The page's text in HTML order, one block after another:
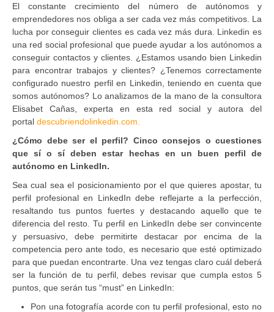
El constante crecimiento del número de autónomos y
emprendedores nos obliga a ser cada vez más competitivos. La
lucha por conseguir clientes es cada vez más dura. Linkedin es
una red social profesional que puede ayudar a los autónomos a
conseguir contactos y clientes. ¿Estamos usando bien Linkedin
para encontrar trabajos y clientes? ¿Tenemos correctamente
configurado nuestro perfil en Linkedin, teniendo en cuenta que
somos autónomos? Lo analizamos de la mano de la consultora
Elisabet Cañas, experta en esta red social y autora del
portal descubriendolinkedin.com.
¿Cómo debe ser el perfil? Cinco consejos o cuestiones
que sí o sí deben estar hechas en un buen perfil de
autónomo en LinkedIn.
Sea cual sea el posicionamiento por el que quieres apostar, tu
perfil profesional en LinkedIn debe reflejarte a la perfección,
resaltando tus puntos fuertes y destacando aquello que te
diferencia del resto. Tu perfil en LinkedIn debe ser convincente
y persuasivo, debe permitirte destacar por encima de la
competencia pero ante todo, es necesario que esté optimizado
para que puedan encontrarte. Una vez tengas claro cuál deberá
ser la función de tu perfil, debes revisar que cumpla estos 5
puntos, que serán tus “must” en LinkedIn:
Pon una fotografía acorde con tu perfil profesional, esto no